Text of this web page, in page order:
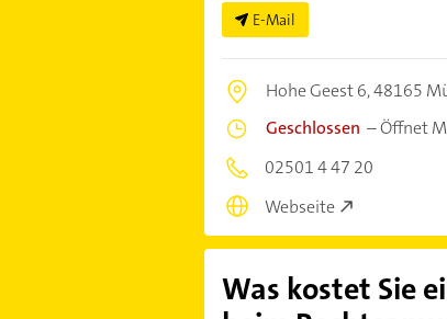
E-Mail
Hohe Geest 6,48165
Geschlossen –Öffnet
02501 4 47 20
Webseite
Was kostet Sie